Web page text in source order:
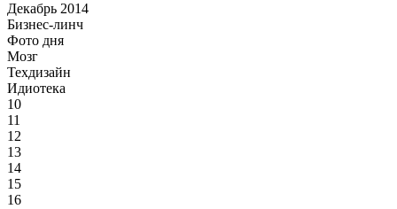
Декабрь 2014
Бизнес-линч
Фото дня
Мозг
Техдизайн
Идиотека
10
11
12
13
14
15
16